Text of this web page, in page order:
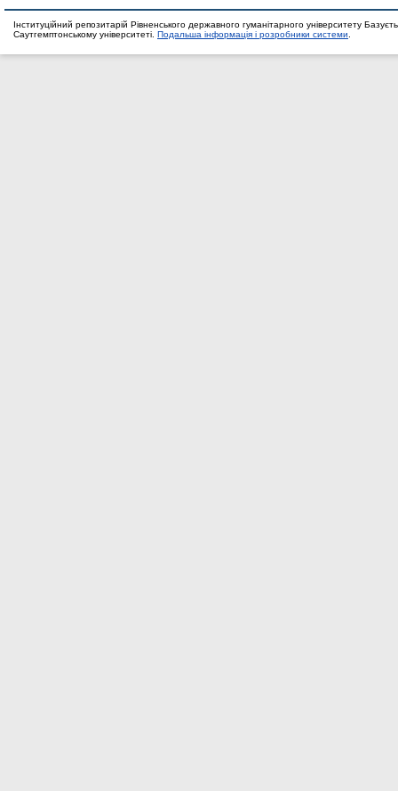
Інституційний репозитарій Рівненського державного гуманітарного університету
Саутгемптонському університеті. Подальша інформація і розробники системи